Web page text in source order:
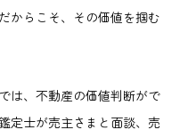
からこそ、その価値を掴む
は、不動産の価値判断がで
定士が売主さまと面談、売